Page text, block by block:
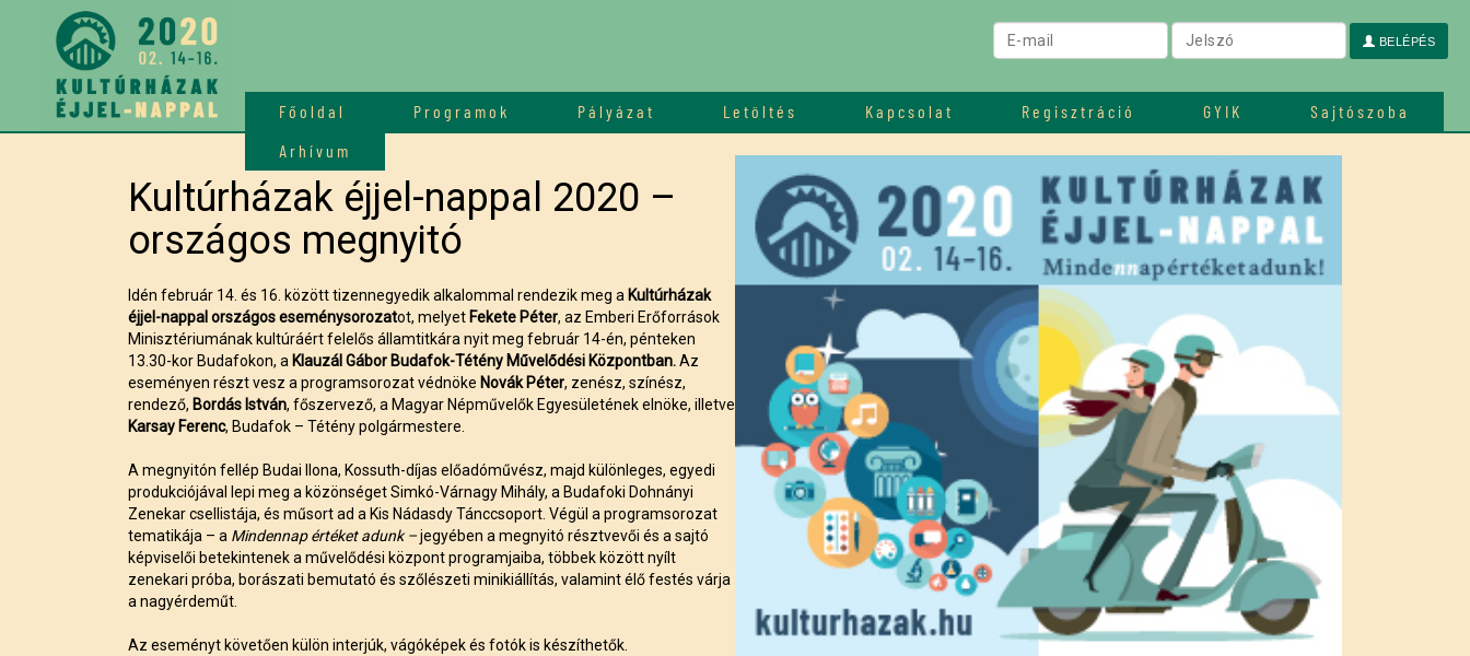
Főoldal Programok Pályázat Letöltés Kapcsolat Regisztráció GYIK
Sajtószoba
Arhívum
BELÉPÉS
Kultúrházak éjjel-nappal 2020 –
országos megnyitó
Idén február 14. és 16. között tizennegyedik alkalommal rendezik meg a Kultúrházak
éjjel-nappal országos eseménysorozatot, melyet Fekete Péter, az Emberi Erőforrások
Minisztériumának kultúráért felelős államtitkára nyit meg február 14-én, pénteken
13.30-kor Budafokon, a Klauzál Gábor Budafok-Tétény Művelődési Központban.Az
eseményen részt vesz a programsorozat védnöke Novák Péter, zenész, színész,
rendező, Bordás István, főszervező, a Magyar Népművelők Egyesületének elnöke, illetve
Karsay Ferenc, Budafok – Tétény polgármestere.
A megnyitón fellép Budai Ilona, Kossuth-díjas előadóművész, majd különleges, egyedi
produkciójával lepi meg a közönséget Simkó-Várnagy Mihály, a Budafoki Dohnányi
Zenekar csellistája, és műsort ad a Kis Nádasdy Tánccsoport. Végül a programsorozat
tematikája – a Mindennap értéket adunk –jegyében a megnyitó résztvevői és a sajtó
képviselői betekintenek a művelődési központ programjaiba, többek között nyílt
zenekari próba, borászati bemutató és szőlészeti minikiállítás, valamint élő festés várja
a nagyérdeműt.
Az eseményt követően külön interjúk, vágóképek és fotók is készíthetők.